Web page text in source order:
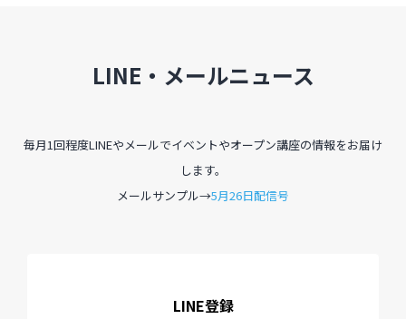
LINE・メールニュース
毎月1回程度LINEやメールでイベントやオープン講座の情報をお届け
します。
メールサンプル→5月26日配信号
LINE登録